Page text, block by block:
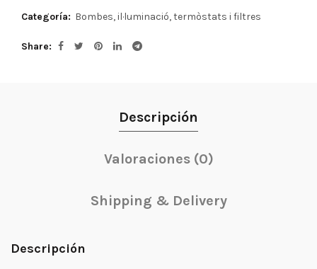
Categoría: Bombes, il·luminació, termòstats i filtres
Share
Descripción
Valoraciones (0)
Shipping & Delivery
Descripción